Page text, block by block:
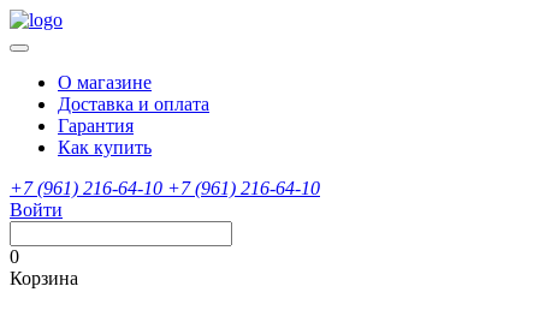
О магазине
Доставка и оплата
Гарантия
Как купить
+7 (961) 216-64-10 +7 (961) 216-64-10
Войти
0
Корзина